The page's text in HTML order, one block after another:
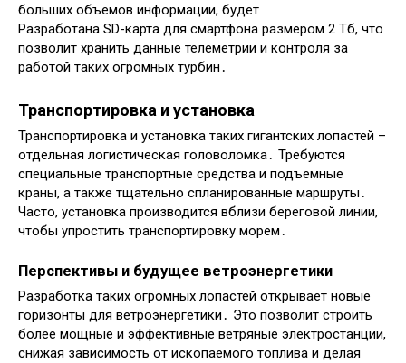
больших объемов информации, будет
Разработана SD-карта для смартфона размером 2 Тб, что
позволит хранить данные телеметрии и контроля за
работой таких огромных турбин․
Транспортировка и установка
Транспортировка и установка таких гигантских лопастей –
отдельная логистическая головоломка․ Требуются
специальные транспортные средства и подъемные
краны, а также тщательно спланированные маршруты․
Часто, установка производится вблизи береговой линии,
чтобы упростить транспортировку морем․
Перспективы и будущее ветроэнергетики
Разработка таких огромных лопастей открывает новые
горизонты для ветроэнергетики․ Это позволит строить
более мощные и эффективные ветряные электростанции,
снижая зависимость от ископаемого топлива и делая